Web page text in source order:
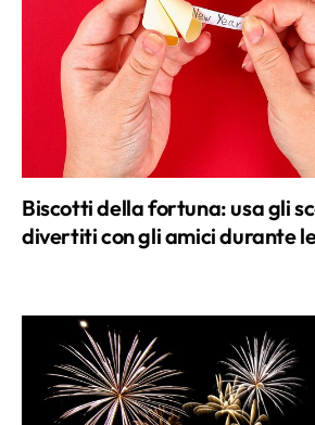
Biscotti della fortuna: usa gli
divertiti con gli amici durante